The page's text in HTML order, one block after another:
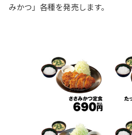
みかつ」各種を発売します。